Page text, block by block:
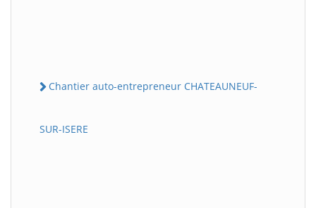
Chantier auto-entrepreneur CHATEAUNEUF-
SUR-ISERE